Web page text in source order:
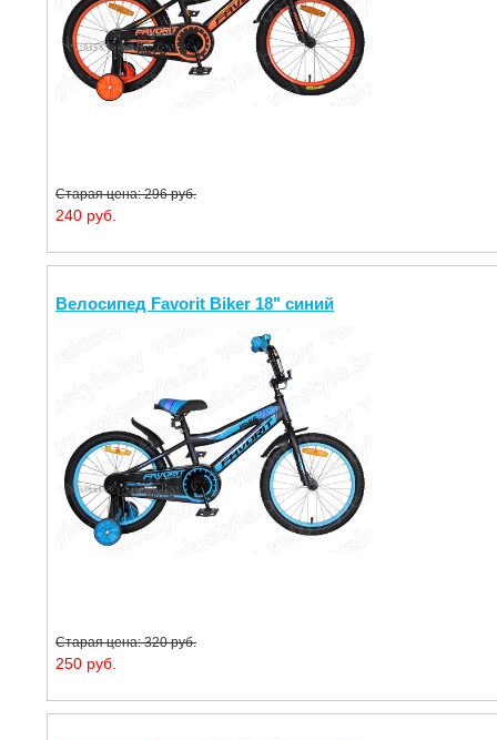
Старая цена: 296 руб.
240 руб.
Велосипед Favorit Biker 18" синий
Старая цена: 320 руб.
250 руб.